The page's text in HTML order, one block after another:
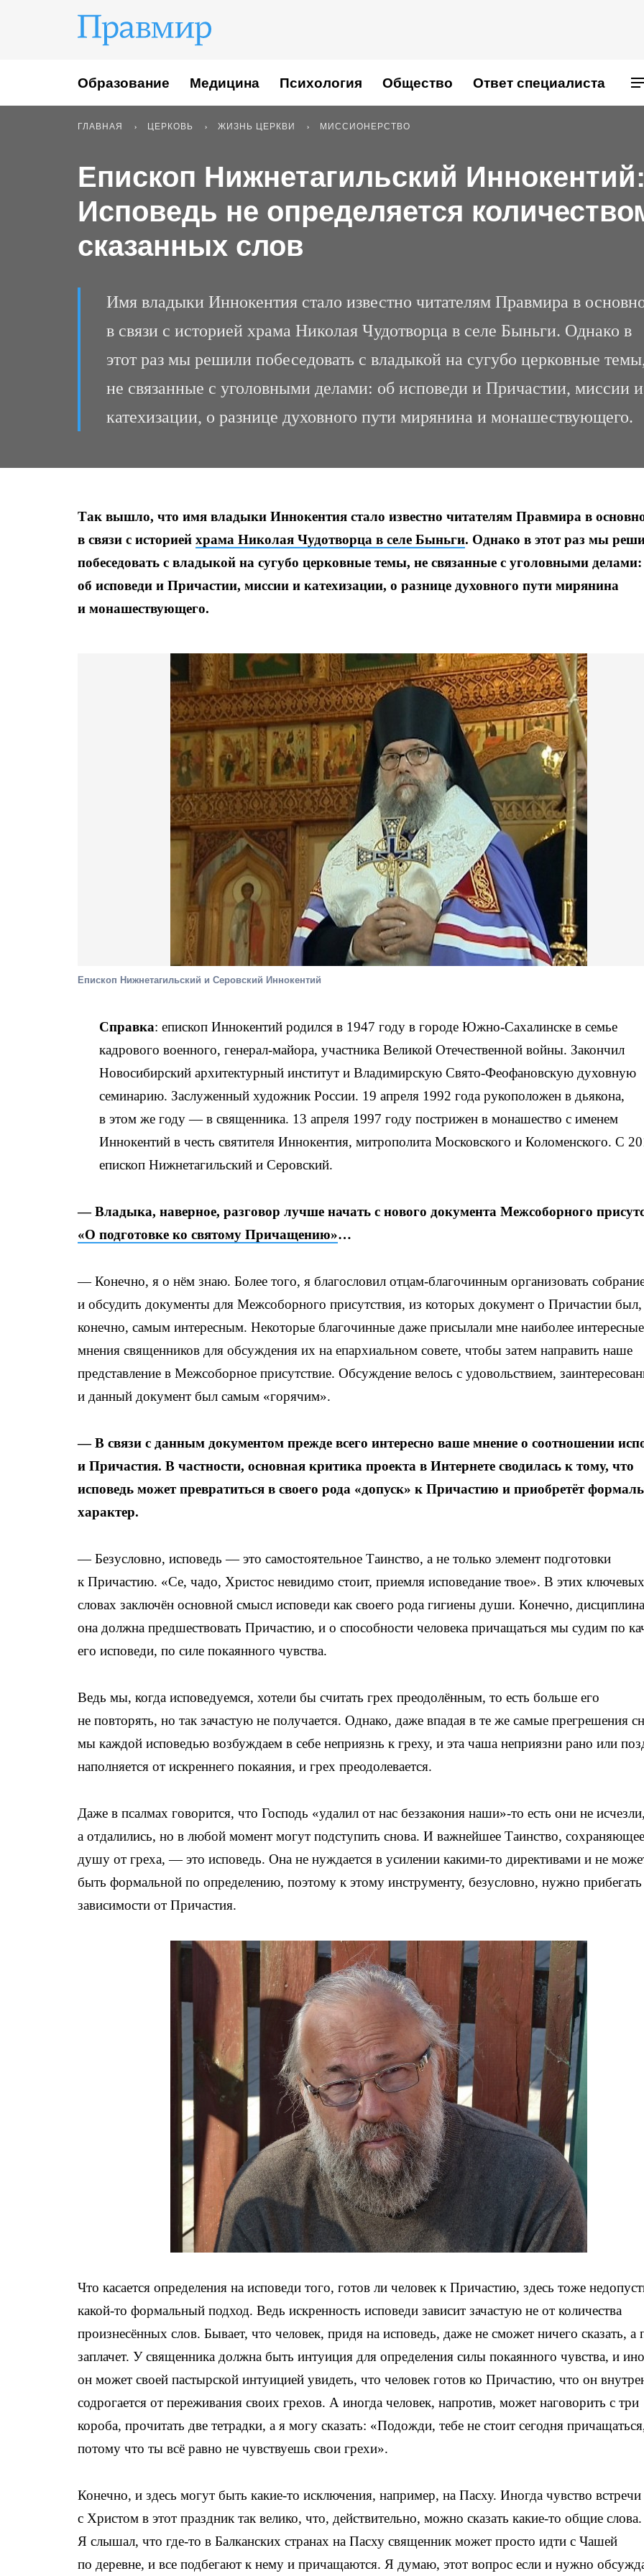
Образование Медицина Психология Общество Ответ специалиста
ГЛАВНАЯ ЦЕРКОВЬ ЖИЗНЬ ЦЕРКВИ МИССИОНЕРСТВО
Епископ Нижнетагильский Иннокентий:
Исповедь не определяется
сказанных слов
Имя владыки Иннокентия стало известно читателям Правмира в
в связи с историей храма Николая Чудотворца в селе Быньги. Однако в
этот раз мы решили побеседовать с владыкой на сугубо церковные темы,
не связанные с уголовными делами: об исповеди и Причастии, миссии и
катехизации, о разнице духовного пути мирянина и монашествующего.
Так вышло, что имя владыки Иннокентия стало известно читателям Правмира в
в связи с историей храма Николая Чудотворца в селе Быньги. Однако в этот раз мы
побеседовать с владыкой на сугубо церковные темы, не связанные с уголовными делами:
об исповеди и Причастии, миссии и катехизации, о разнице духовного пути мирянина
и монашествующего.
Епископ Нижнетагильский и Серовский Иннокентий
Справка: епископ Иннокентий родился в 1947 году в городе Южно-Сахалинске в семье
кадрового военного, генерал-майора, участника Великой Отечественной войны. Закончил
Новосибирский архитектурный институт и Владимирскую Свято-Феофановскую духовную
семинарию. Заслуженный художник России. 19 апреля 1992 года рукоположен в дьякона,
в этом же году — в священника. 13 апреля 1997 году пострижен в монашество с именем
Иннокентий в честь святителя Иннокентия, митрополита Московского и Коломенского. С
епископ Нижнетагильский и Серовский.
— Владыка, наверное, разговор лучше начать с нового документа Межсоборного
«О подготовке ко святому Причащению»…
— Конечно, я о нём знаю. Более того, я благословил отцам-благочинным организовать
и обсудить документы для Межсоборного присутствия, из которых документ о Причастии был,
конечно, самым интересным. Некоторые благочинные даже присылали мне наиболее интересные
мнения священников для обсуждения их на епархиальном совете, чтобы затем направить наше
представление в Межсоборное присутствие. Обсуждение велось с удовольствием,
и данный документ был самым «горячим».
— В связи с данным документом прежде всего интересно ваше мнение о соотношении
и Причастия. В частности, основная критика проекта в Интернете сводилась к тому, что
исповедь может превратиться в своего рода «допуск» к Причастию и приобретёт
характер.
— Безусловно, исповедь — это самостоятельное Таинство, а не только элемент подготовки
к Причастию. «Се, чадо, Христос невидимо стоит, приемля исповедание твое». В этих ключевых
словах заключён основной смысл исповеди как своего рода гигиены души. Конечно,
она должна предшествовать Причастию, и о способности человека причащаться мы судим по
его исповеди, по силе покаянного чувства.
Ведь мы, когда исповедуемся, хотели бы считать грех преодолённым, то есть больше его
не повторять, но так зачастую не получается. Однако, даже впадая в те же самые прегрешения
мы каждой исповедью возбуждаем в себе неприязнь к греху, и эта чаша неприязни рано или
наполняется от искреннего покаяния, и грех преодолевается.
Даже в псалмах говорится, что Господь «удалил от нас беззакония наши»-то есть они не исчезли,
а отдалились, но в любой момент могут подступить снова. И важнейшее Таинство, сохраняющее
душу от греха, — это исповедь. Она не нуждается в усилении какими-то директивами и не
быть формальной по определению, поэтому к этому инструменту, безусловно, нужно прибегать
зависимости от Причастия.
Что касается определения на исповеди того, готов ли человек к Причастию, здесь тоже
какой-то формальный подход. Ведь искренность исповеди зависит зачастую не от количества
произнесённых слов. Бывает, что человек, придя на исповедь, даже не сможет ничего сказать, а
заплачет. У священника должна быть интуиция для определения силы покаянного чувства, и
он может своей пастырской интуицией увидеть, что человек готов ко Причастию, что он
содрогается от переживания своих грехов. А иногда человек, напротив, может наговорить с три
короба, прочитать две тетрадки, а я могу сказать: «Подожди, тебе не стоит сегодня
потому что ты всё равно не чувствуешь свои грехи».
Конечно, и здесь могут быть какие-то исключения, например, на Пасху. Иногда чувство встречи
с Христом в этот праздник так велико, что, действительно, можно сказать какие-то общие слова.
Я слышал, что где-то в Балканских странах на Пасху священник может просто идти с Чашей
по деревне, и все подбегают к нему и причащаются. Я думаю, этот вопрос если и нужно